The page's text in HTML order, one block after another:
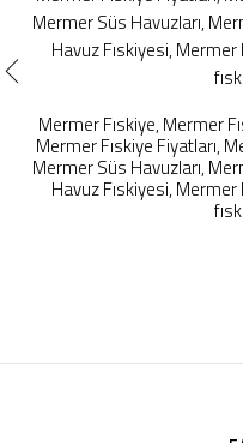
Mermer Fıskiye, Mermer
Mermer Fıskiye Fiyatları,
Mermer Süs Havuzları,
Havuz Fıskiyesi,